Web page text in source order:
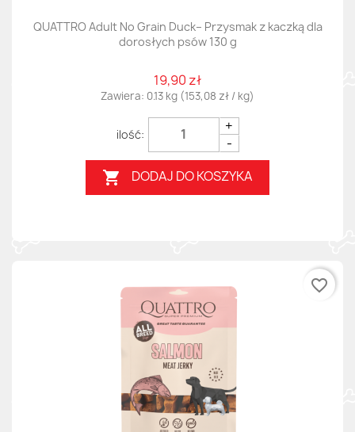
QUATTRO Adult No Grain Duck– Przysmak z kaczką dla
dorosłych psów 130 g
19,90 zł
Zawiera: 0.13 kg (153,08 zł / kg)
+
-
 DODAJ DO KOSZYKA
favorite_border